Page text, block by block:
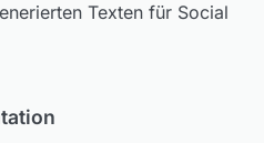
Texten für Social